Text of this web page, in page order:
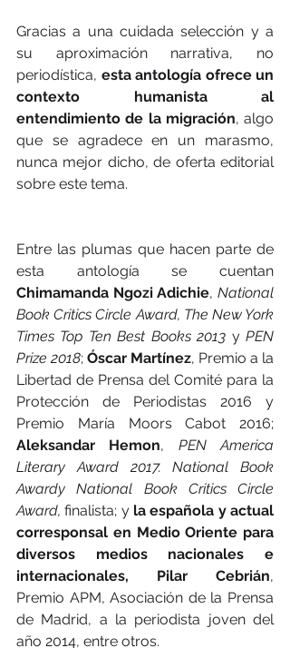
Gracias a una cuidada selección y a
su aproximación narrativa, no
periodística, esta antología ofrece un
contexto humanista al
entendimiento de la migración, algo
que se agradece en un marasmo,
nunca mejor dicho, de oferta editorial
sobre este tema.
Entre las plumas que hacen parte de
Chimamanda Ngozi Adichie, National
Book Critics Circle Award, The New York
Times Top Ten Best Books 2013 y PEN
Prize 2018; Óscar Martínez, Premio a la
Libertad de Prensa del Comité para la
Protección de Periodistas 2016 y
Aleksandar Hemon, PEN America
Literary Award 2017. National Book
Awardy National Book Critics Circle
Award, finalista; y la española y actual
corresponsal en Medio Oriente para
diversos medios nacionales e
internacionales, Pilar Cebrián,
Premio APM, Asociación de la Prensa
de Madrid, a la periodista joven del
año 2014, entre otros.